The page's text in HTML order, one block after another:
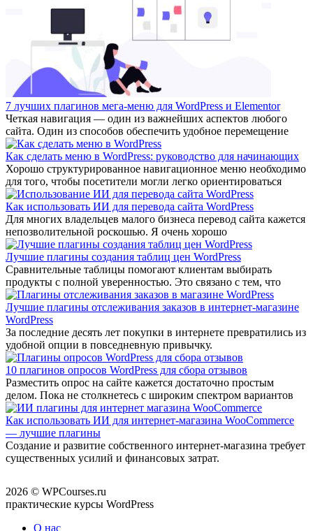
7 лучших плагинов мега-меню для WordPress и Elementor
Четкая навигация — один из важнейших аспектов любого
сайта. Один из способов обеспечить удобное перемещение
Как сделать меню в WordPress: руководство для начинающих
Хорошо структурированное навигационное меню необходимо
для того, чтобы посетители могли легко ориентироваться
Как использовать ИИ для перевода сайта WordPress
Для многих владельцев малого бизнеса перевод сайта кажется
непозволительной роскошью. Я очень хорошо
Лучшие плагины создания таблиц цен WordPress
Сравнительные таблицы помогают клиентам выбирать
продукты с полной уверенностью. Это связано с тем, что
Лучшие плагины отслеживания заказов в интернет-магазине
WordPress
За последние десять лет покупки в интернете превратились из
удобной опции в повседневную привычку.
10 плагинов опросов WordPress для сбора отзывов
Разместить опрос на сайте кажется достаточно простым
делом. Пока не столкнетесь с широким спектром вариантов
Как использовать ИИ для интернет-магазина WooCommerce
— лучшие плагины
Создание и развитие собственного интернет-магазина требует
существенных усилий и финансовых затрат.
2026 © WPCourses.ru
практические курсы WordPress
О нас